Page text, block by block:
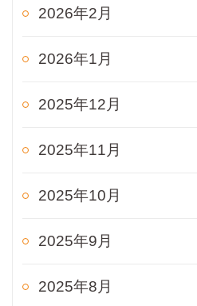
2026年2月
2026年1月
2025年12月
2025年11月
2025年10月
2025年9月
2025年8月